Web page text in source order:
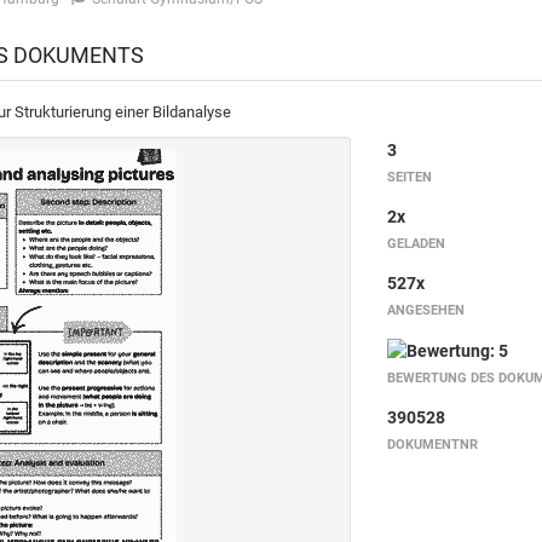
DOKUMENTS
Strukturierung einer Bildanalyse
3
SEITEN
2x
GELADEN
527x
ANGESEHEN
BEWERTUNG DES
390528
DOKUMENTNR